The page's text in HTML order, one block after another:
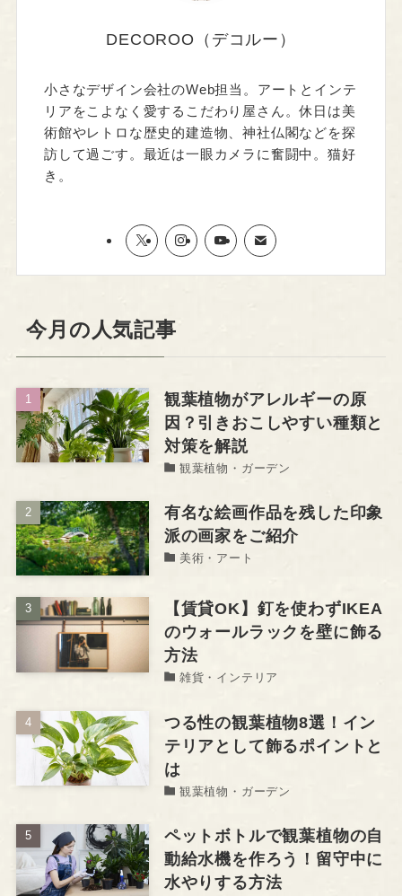
DECOROO（デコルー）
小さなデザイン会社のWeb担当。アートとインテ
リアをこよなく愛するこだわり屋さん。休日は美
術館やレトロな歴史的建造物、神社仏閣などを探
訪して過ごす。最近は一眼カメラに奮闘中。猫好
き。
今月の人気記事
観葉植物がアレルギーの原
因？引きおこしやすい種類と
対策を解説
観葉植物・ガーデン
有名な絵画作品を残した印象
派の画家をご紹介
美術・アート
【賃貸OK】釘を使わずIKEA
のウォールラックを壁に飾る
方法
雑貨・インテリア
つる性の観葉植物8選！イン
テリアとして飾るポイントと
は
観葉植物・ガーデン
ペットボトルで観葉植物の自
動給水機を作ろう！留守中に
水やりする方法